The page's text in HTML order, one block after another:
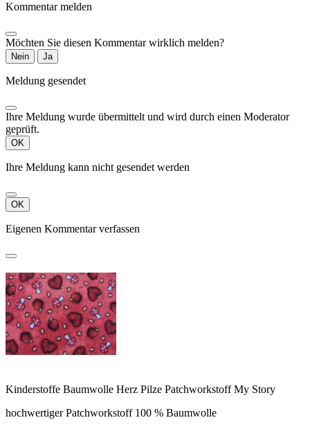
Kommentar melden
Möchten Sie diesen Kommentar wirklich melden?
Nein Ja
Meldung gesendet
Ihre Meldung wurde übermittelt und wird durch einen Moderator
geprüft.
OK
Ihre Meldung kann nicht gesendet werden
OK
Eigenen Kommentar verfassen
Kinderstoffe Baumwolle Herz Pilze Patchworkstoff My Story
hochwertiger Patchworkstoff 100 % Baumwolle